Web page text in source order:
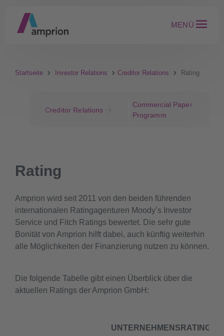
MENÜ
Startseite Investor Relations Creditor Relations Rating
Creditor Relations
Commercial Paper
Programm
Rating
Amprion wird seit 2011 von den beiden führenden
internationalen Ratingagenturen Moody’s Investor
Service und Fitch Ratings bewertet. Die sehr gute
Bonität von Amprion hilft dabei, auch künftig weiterhin
alle Möglichkeiten der Finanzierung nutzen zu können.
Die folgende Tabelle gibt einen Überblick über die
aktuellen Ratings der Amprion GmbH:
UNTERNEHMENSRATING